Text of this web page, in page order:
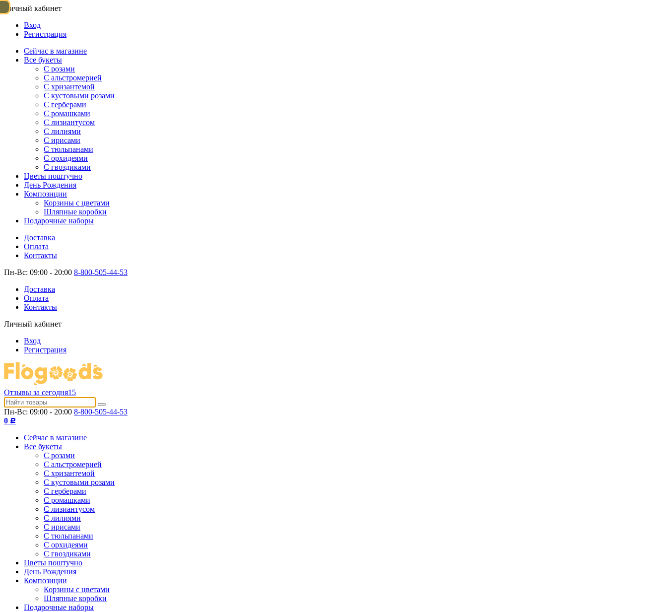
Личный кабинет
Вход
Регистрация
Сейчас в магазине
Все букеты
C розами
С альстромерией
С хризантемой
С кустовыми розами
С герберами
С ромашками
С лизиантусом
С лилиями
С ирисами
С тюльпанами
С орхидеями
С гвоздиками
Цветы поштучно
День Рождения
Композиции
Корзины с цветами
Шляпные коробки
Подарочные наборы
Доставка
Оплата
Контакты
Пн-Вс: 09:00 - 20:00 8-800-505-44-53
Доставка
Оплата
Контакты
Личный кабинет
Вход
Регистрация
Отзывы за сегодня15
Пн-Вс: 09:00 - 20:00 8-800-505-44-53
0 Р
Сейчас в магазине
Все букеты
C розами
С альстромерией
С хризантемой
С кустовыми розами
С герберами
С ромашками
С лизиантусом
С лилиями
С ирисами
С тюльпанами
С орхидеями
С гвоздиками
Цветы поштучно
День Рождения
Композиции
Корзины с цветами
Шляпные коробки
Подарочные наборы